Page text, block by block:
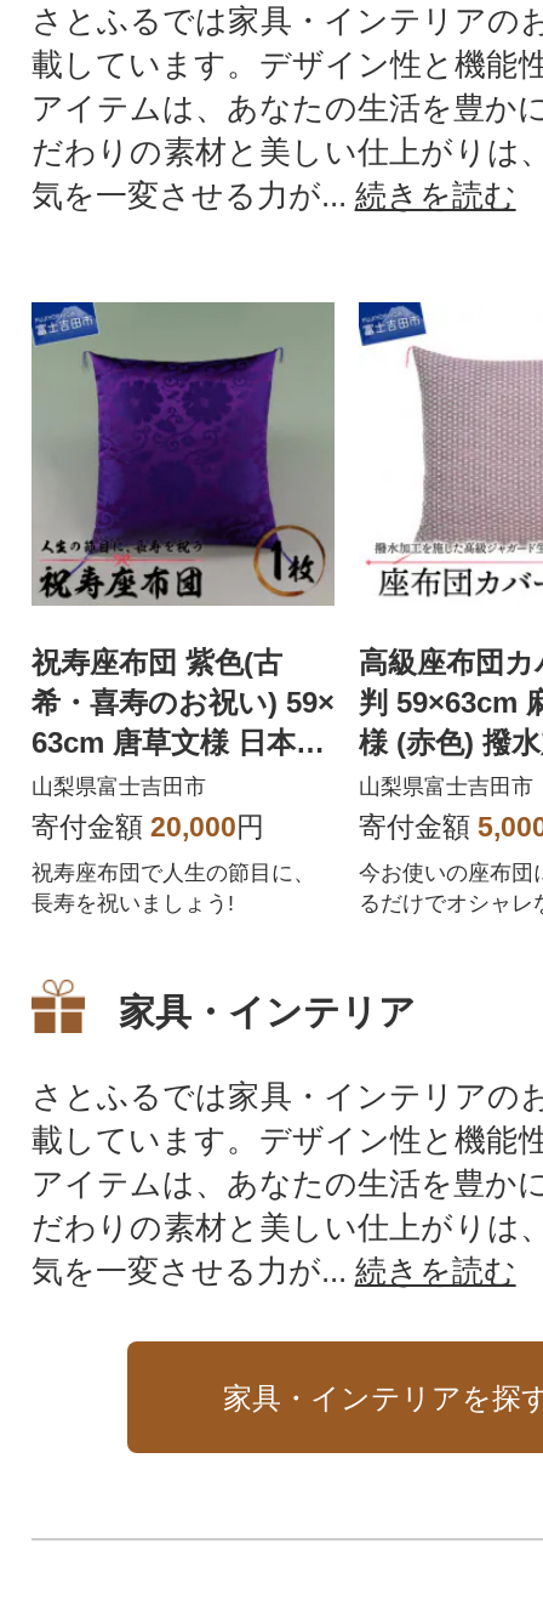
さとふるでは家具・インテリアの
載しています。デザイン性と機能
アイテムは、あなたの生活を豊か
だわりの素材と美しい仕上がりは
気を一変させる力が... 続きを読む
祝寿座布団 紫色(古
希・喜寿のお祝い) 59×
63cm 唐草文様 日本製
敬老・長寿のプレゼン
トに
山梨県富士吉田市
寄付金額 20,000円
祝寿座布団で人生の節目に、
長寿を祝いましょう!
高級座布団
判 59×63cm
様 (赤色) 撥
洗い可 日本製
山梨県富士吉田市
寄付金額
今お使いの座布団
るだけでオシャレ
家具・インテリア
さとふるでは家具・インテリアの
載しています。デザイン性と機能
アイテムは、あなたの生活を豊か
だわりの素材と美しい仕上がりは
気を一変させる力が... 続きを読む
家具・インテリアを探